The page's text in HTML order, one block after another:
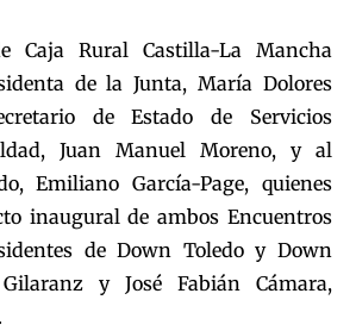
Caja Rural Castilla-La Mancha
de la Junta, María Dolores
de Estado de Servicios
Juan Manuel Moreno, y al
Emiliano García-Page, quienes
inaugural de ambos Encuentros
de Down Toledo y Down
y José Fabián Cámara,